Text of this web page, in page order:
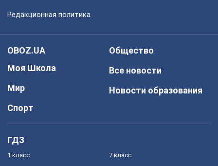
Редакционная политика
OBOZ.UA
Моя Школа
Мир
Спорт
Общество
Все новости
Новости образования
ГДЗ
1 класс 7 класс